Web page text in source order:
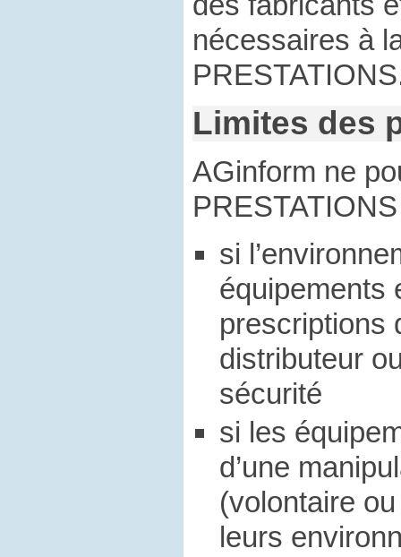
nécessaires à
Limites des
AGinform ne
si
équipements
prescriptions
distributeur
sécurité
si les
d’une
(volontaire
leurs